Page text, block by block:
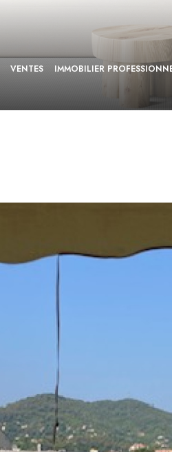
VENTES IMMOBILIER
VENTE